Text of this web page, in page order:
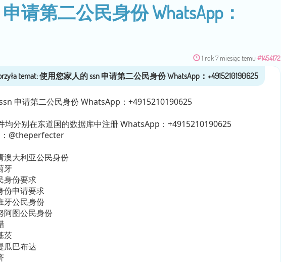
请第二公民身份 WhatsApp：
1 rok 7 miesiąc temu #1454172
申请第二公民身份 WhatsApp：+4915210190625
均分别在东道国的数据库中注册 WhatsApp：+4915210190625
@theperfecter
澳大利亚公民身份
牙
身份要求
份申请要求
牙公民身份
阿图公民身份
茨
瓜巴布达